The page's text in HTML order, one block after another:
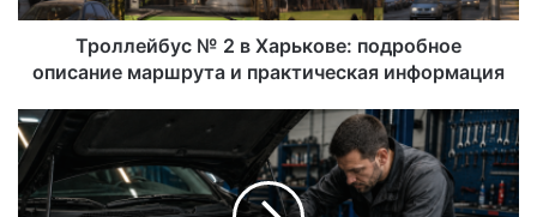
Троллейбус № 2 в Харькове: подробное
описание маршрута и практическая информация